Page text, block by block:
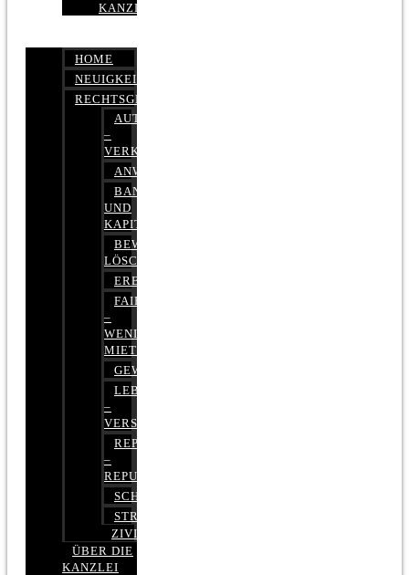
KANZLEI
HOME
NEUIGKEITEN
RECHTSGEBIETE
AUTOBETRUG
–
VERKEHRSRECHT
ANWALTSHAFTUNGSRECHT
BANK-
UND
KAPITALMARKTRECHT
BEWERTUNGEN
LÖSCHEN
ERBRECHT
FAIRMIETEN
–
WENIGER
MIETE
GEWERBERECHT
LEBENSVERSICHERUNG
–
VERSICHERUNGSRECHT
REPUTATIONSRECHT
–
REPUTATIONSMANAGEMENT
SCHUFARECHT
STRAFRECHT
ZIVILRECHT
ÜBER DIE
KANZLEI